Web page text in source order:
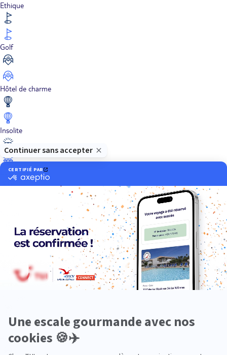
Ethique
Golf
Hôtel de charme
Insolite
Luxe
Premium